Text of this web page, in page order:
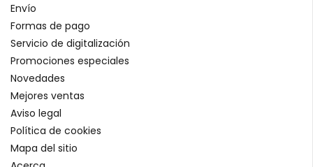
Envío
Formas de pago
Servicio de digitalización
Promociones especiales
Novedades
Mejores ventas
Aviso legal
Política de cookies
Mapa del sitio